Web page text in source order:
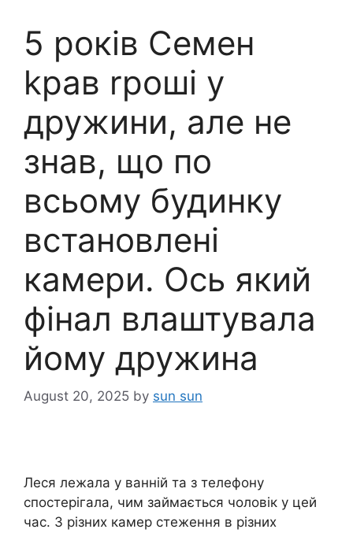
5 років Семен
kрав rроші у
дружини, але не
знав, що по
всьому будинку
встановлені
камери. Ось який
фінал влаштувала
йому дружина
August 20, 2025 by sun sun
Леся лежала у ванній та з телефону
спостерігала, чим займається чоловік у цей
час. З різних камер стеження в різних